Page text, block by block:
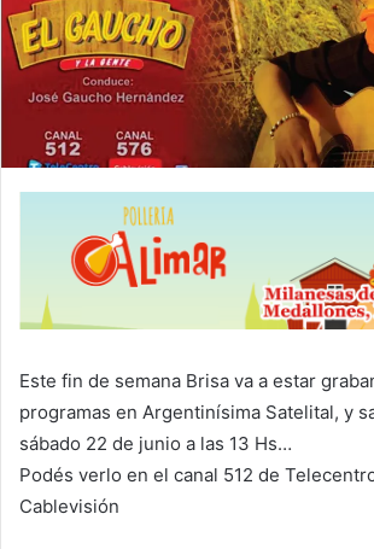
Este fin de semana Brisa va a estar
programas en Argentinísima Satelital, y
sábado 22 de junio a las 13 Hs…
Podés verlo en el canal 512 de
Cablevisión